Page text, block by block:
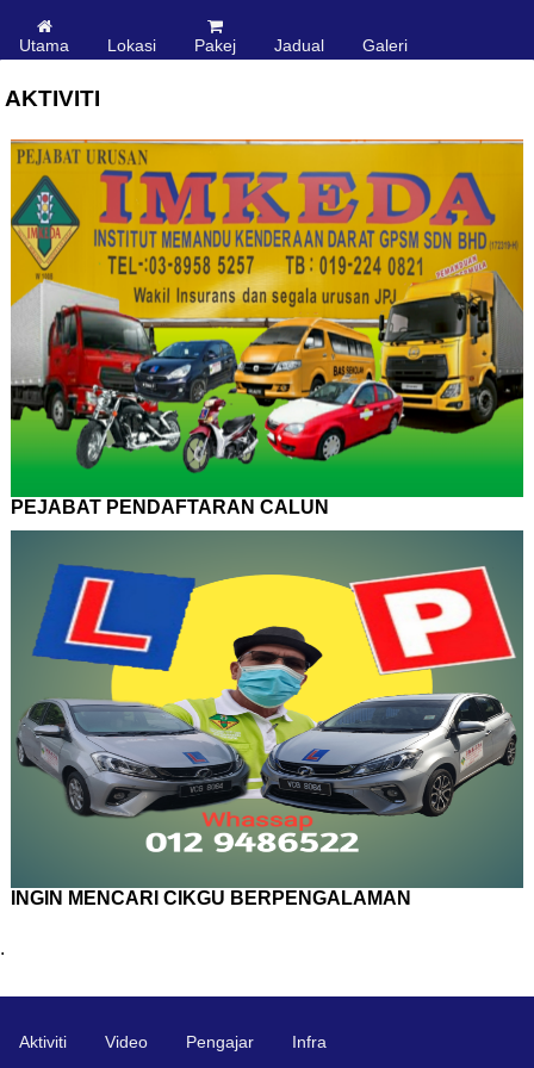
Utama Lokasi Pakej Jadual Galeri
AKTIVITI
PEJABAT PENDAFTARAN CALUN
INGIN MENCARI CIKGU BERPENGALAMAN
.
Aktiviti Video Pengajar Infra